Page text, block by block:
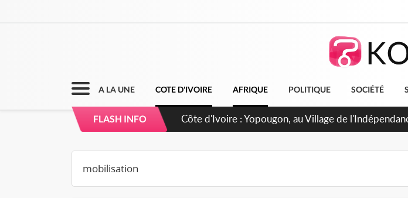
A LA UNE COTE D'IVOIRE AFRIQUE POLITIQUE SOCIÉTÉ
FLASH INFO
Côte d'Ivoire : CHU de Treichville, après la fronde,